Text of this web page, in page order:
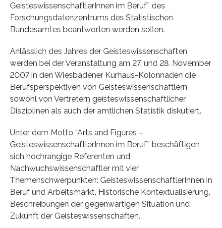
GeisteswissenschaftlerInnen im Beruf” des
Forschungsdatenzentrums des Statistischen
Bundesamtes beantworten werden sollen.
Anlässlich des Jahres der Geisteswissenschaften
werden bei der Veranstaltung am 27. und 28. November
2007 in den Wiesbadener Kurhaus-Kolonnaden die
Berufsperspektiven von Geisteswissenschaftlern
sowohl von Vertretern geisteswissenschaftlicher
Disziplinen als auch der amtlichen Statistik diskutiert.
Unter dem Motto “Arts and Figures –
GeisteswissenschaftlerInnen im Beruf” beschäftigen
sich hochrangige Referenten und
Nachwuchswissenschaftler mit vier
Themenschwerpunkten: GeisteswissenschaftlerInnen in
Beruf und Arbeitsmarkt, Historische Kontextualisierung,
Beschreibungen der gegenwärtigen Situation und
Zukunft der Geisteswissenschaften.